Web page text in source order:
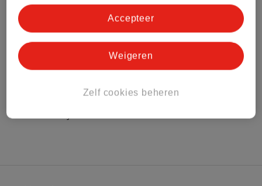
Bestel & Bezorginformatie
Bekijk ook
Tweezerman Alle Pincetten
Hoe controleren wij de reviews?
Zelf cookies beheren
Weigeren
Accepteer